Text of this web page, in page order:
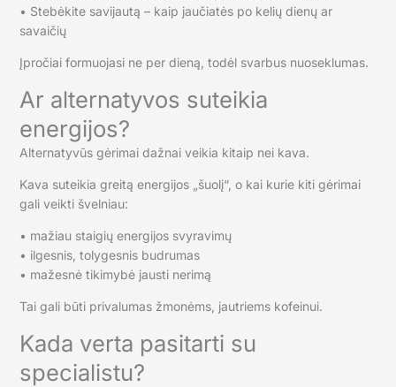
• Stebėkite savijautą – kaip jaučiatės po kelių dienų ar
savaičių
Įpročiai formuojasi ne per dieną, todėl svarbus nuoseklumas.
Ar alternatyvos suteikia
energijos?
Alternatyvūs gėrimai dažnai veikia kitaip nei kava.
Kava suteikia greitą energijos „šuolį“, o kai kurie kiti gėrimai
gali veikti švelniau:
• mažiau staigių energijos svyravimų
• ilgesnis, tolygesnis budrumas
• mažesnė tikimybė jausti nerimą
Tai gali būti privalumas žmonėms, jautriems kofeinui.
Kada verta pasitarti su
specialistu?